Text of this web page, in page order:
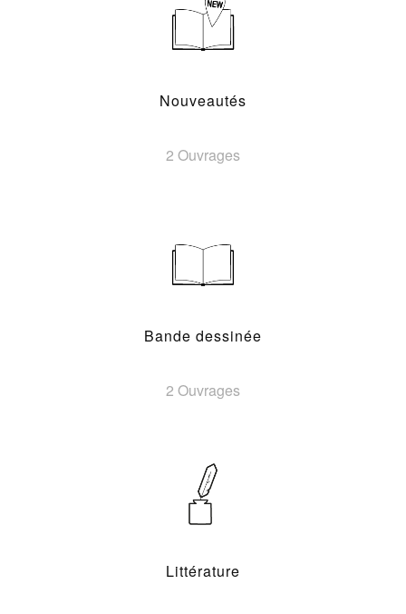
Nouveautés
2 Ouvrages
Bande dessinée
2 Ouvrages
Littérature